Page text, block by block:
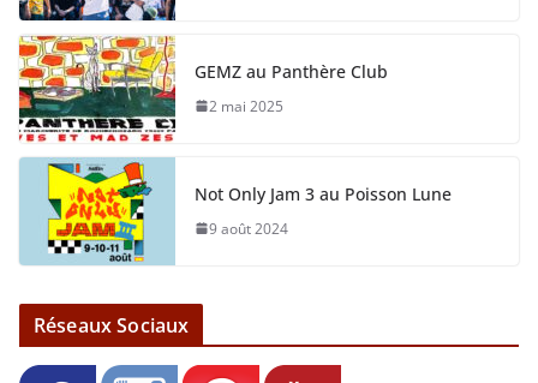
GEMZ au Panthère Club
2 mai 2025
Not Only Jam 3 au Poisson Lune
9 août 2024
Réseaux Sociaux